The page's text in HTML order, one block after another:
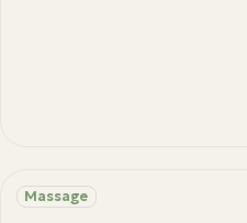
Massage